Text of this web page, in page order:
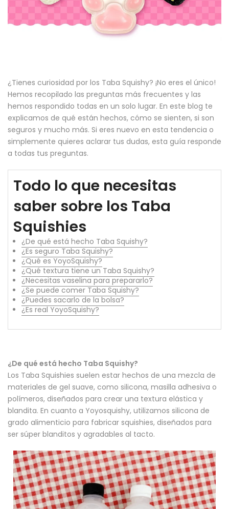
¿Tienes curiosidad por los Taba Squishy? ¡No eres el único!
Hemos recopilado las preguntas más frecuentes y las
hemos respondido todas en un solo lugar. En este blog te
explicamos de qué están hechos, cómo se sienten, si son
seguros y mucho más. Si eres nuevo en esta tendencia o
simplemente quieres aclarar tus dudas, esta guía responde
a todas tus preguntas.
Todo lo que necesitas
saber sobre los Taba
Squishies
¿De qué está hecho Taba Squishy?
¿Es seguro Taba Squishy?
¿Qué es YoyoSquishy?
¿Qué textura tiene un Taba Squishy?
¿Necesitas vaselina para prepararlo?
¿Se puede comer Taba Squishy?
¿Puedes sacarlo de la bolsa?
¿Es real YoyoSquishy?
¿De qué está hecho Taba Squishy?
Los Taba Squishies suelen estar hechos de una mezcla de
materiales de gel suave, como silicona, masilla adhesiva o
polímeros, diseñados para crear una textura elástica y
blandita. En cuanto a Yoyosquishy, ​​utilizamos silicona de
grado alimenticio para fabricar squishies, diseñados para
ser súper blanditos y agradables al tacto.